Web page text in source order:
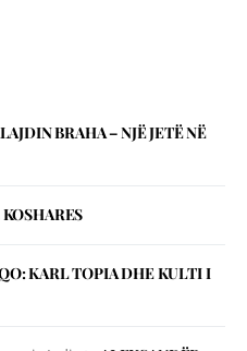
BRAHA – NJЁ JETЁ NЁ
KARL TOPIA DHE KULTI I